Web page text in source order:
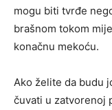
mogu biti tvrđe
brašnom tokom
konačnu mekoću.
Ako želite da budu
čuvati u zatvorenoj